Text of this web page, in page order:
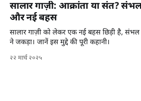
सालार गाज़ी: आक्रांता या संत?
और नई बहस
सालार गाज़ी को लेकर एक नई बहस छिड़ी है,
ने जकड़ा। जानें इस मुद्दे की पूरी कहानी।
२२ मार्च २०२५